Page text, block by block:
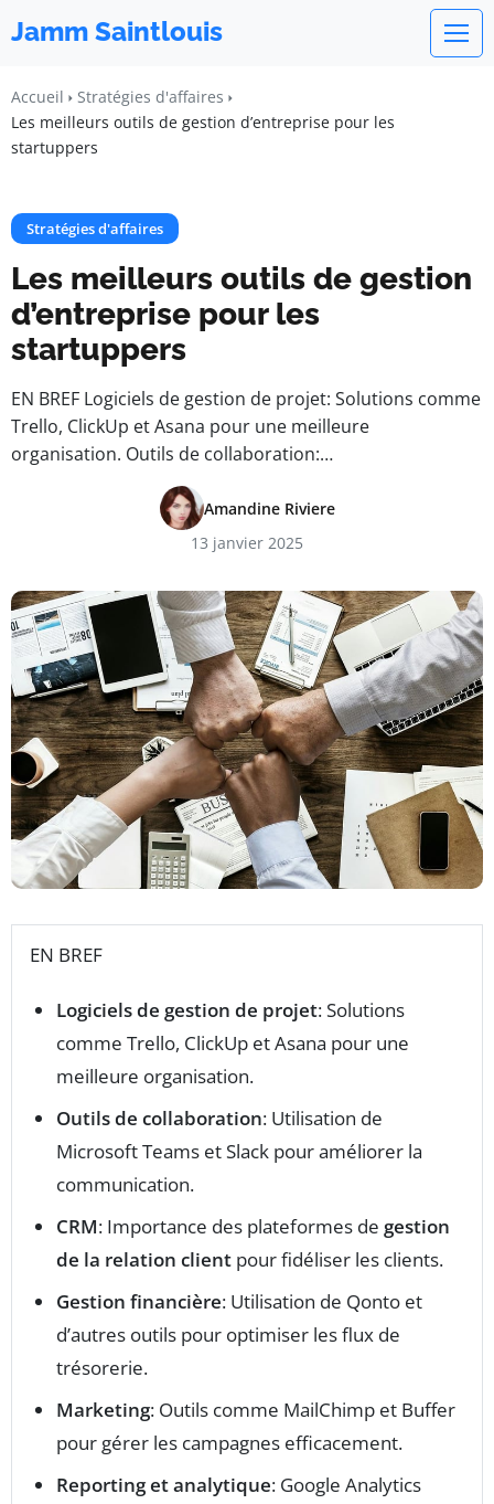
Jamm Saintlouis
Accueil
Stratégies d'affaires
Les meilleurs outils de gestion d’entreprise pour les
startuppers
Stratégies d'affaires
Les meilleurs outils de gestion
d’entreprise pour les
startuppers
EN BREF Logiciels de gestion de projet: Solutions comme
Trello, ClickUp et Asana pour une meilleure
organisation. Outils de collaboration:…
Amandine Riviere
13 janvier 2025
EN BREF
Logiciels de gestion de projet: Solutions
comme Trello, ClickUp et Asana pour une
meilleure organisation.
Outils de collaboration: Utilisation de
Microsoft Teams et Slack pour améliorer la
communication.
CRM: Importance des plateformes de gestion
de la relation client pour fidéliser les clients.
Gestion financière: Utilisation de Qonto et
d’autres outils pour optimiser les flux de
trésorerie.
Marketing: Outils comme MailChimp et Buffer
pour gérer les campagnes efficacement.
Reporting et analytique: Google Analytics